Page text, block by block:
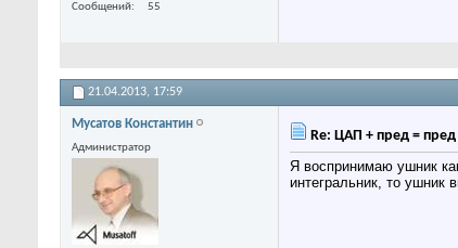
Сообщений
55
21.04.2013, 17:59
Мусатов Константин
Администратор
Re: ЦАП + пред =
Я воспринимаю ушник
интегральник, то ушник